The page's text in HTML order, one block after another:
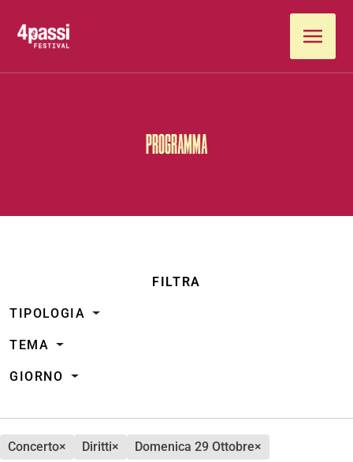
PROGRAMMA
FILTRA
TIPOLOGIA
TEMA
GIORNO
concerto× diritti× domenica 29 Ottobre×